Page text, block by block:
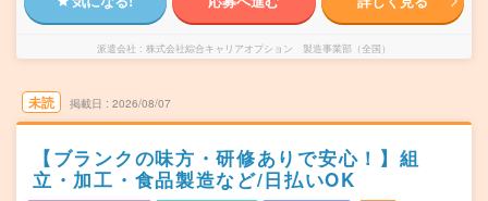
派遣会社 株式会社綜合キャリアオプション 製造事業部（全国）
未読 掲載日 2026/08/07
【ブランクの味方・研修ありで安心！】組
立・加工・食品製造など/日払いOK